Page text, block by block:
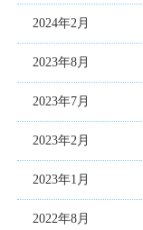
2024年2月
2023年8月
2023年7月
2023年2月
2023年1月
2022年8月